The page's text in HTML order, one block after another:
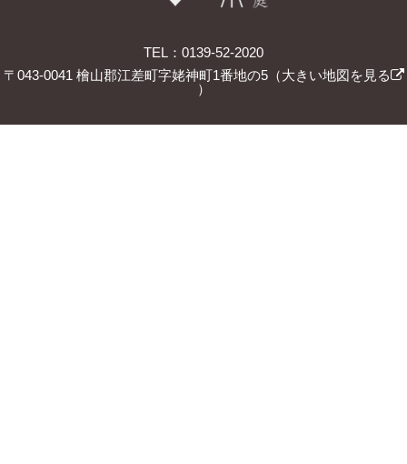
TEL：0139-52-2020
〒043-0041 檜山郡江差町字姥神町1番地の5（大きい地図を見る
）